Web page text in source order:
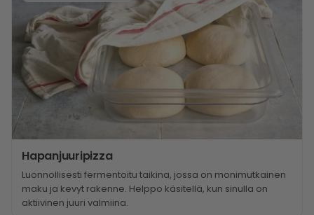
Hapanjuuripizza
Luonnollisesti fermentoitu taikina, jossa on monimutkainen
maku ja kevyt rakenne. Helppo käsitellä, kun sinulla on
aktiivinen juuri valmiina.